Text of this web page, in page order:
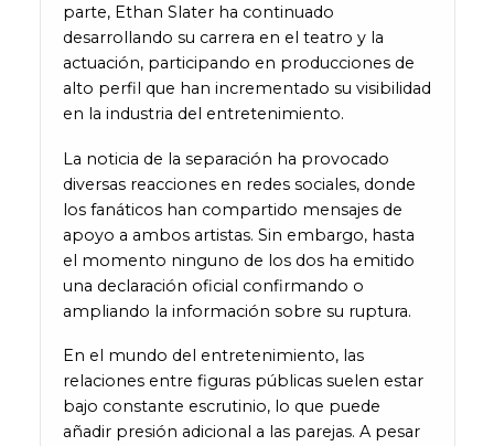
parte, Ethan Slater ha continuado
desarrollando su carrera en el teatro y la
actuación, participando en producciones de
alto perfil que han incrementado su visibilidad
en la industria del entretenimiento.
La noticia de la separación ha provocado
diversas reacciones en redes sociales, donde
los fanáticos han compartido mensajes de
apoyo a ambos artistas. Sin embargo, hasta
el momento ninguno de los dos ha emitido
una declaración oficial confirmando o
ampliando la información sobre su ruptura.
En el mundo del entretenimiento, las
relaciones entre figuras públicas suelen estar
bajo constante escrutinio, lo que puede
añadir presión adicional a las parejas. A pesar